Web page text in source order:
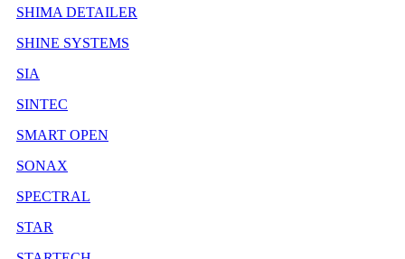
SHIMA DETAILER
SHINE SYSTEMS
SIA
SINTEC
SMART OPEN
SONAX
SPECTRAL
STAR